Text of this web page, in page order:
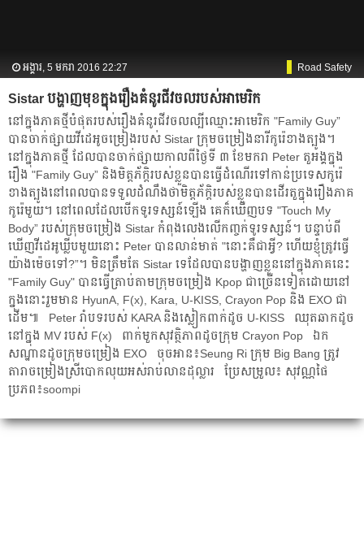
អង្គារ, 5 មករា 2016 22:27 Road Safety
Sistar បង្ហាញ​មុខ​ក្នុង​រឿង​គំនូរជីវចល​​របស់​អាមេរិក
នៅ​ក្នុង​ភាគ​ថ្មី​បំផុត​របស់​រឿង​គំនូរជីវចល​ល្បី​ឈ្មោះ​អាមេរិក "Family Guy”
បាន​ចាក់​ផ្សាយ​វីដេអូ​ចម្រៀង​របស់ Sistar ក្រុម​ចម្រៀង​នារី​កូរ៉េ​ខាង​ត្បូង។
នៅ​ក្នុង​ភាគ​ថ្មី ដែល​បាន​ចាក់​ផ្សាយ​កាល​ពី​ថ្ងៃ​ទី ៣ ខែ​មករា Peter តួ​អង្គ​ក្នុង​
រឿង "Family Guy” និង​មិត្តភ័ក្ដិ​របស់​ខ្លួន​បាន​ធ្វើ​ដំណើរ​ទៅ​កាន់​ប្រទេស​កូរ៉េ​
ខាង​ត្បូង​នៅ​ពេល​បាន​ទទួល​ដំណឹង​ថា​មិត្តភ័ក្ដិ​របស់​ខ្លួន​បាន​ដើរ​តួ​ក្នុង​រឿង​ភាគ​
កូរ៉េ​មួយ។ នៅ​ពេល​ដែល​បើក​ទូរទស្សន៍​ឡើង គេ​ក៏​ឃើញ​បទ "Touch My
Body” របស់​ក្រុម​ចម្រៀង​ Sistar កំពុង​លេង​លើ​កញ្ចក់​ទូរទស្សន៍។ បន្ទាប់​ពី​
ឃើញ​វីដេអូ​ឃ្លីប​មួយ​នោះ Peter បាន​លាន់​មាត់ "នោះ​គឺ​ជា​អ្វី? ហើយ​ខ្ញុំ​ត្រូវ​ធ្វើ​
យ៉ាង​ម៉េច​ទៅ?”។ មិន​ត្រឹម​តែ Sistar ទេ​ដែល​បាន​បង្ហាញ​ខ្លួន​នៅ​ក្នុង​ភាគ​នេះ
"Family Guy" បាន​ធ្វើ​ត្រាប់​តាម​ក្រុម​ចម្រៀង Kpop ជា​ច្រើន​ទៀត​ដោយ​នៅ​​
ក្នុង​នោះ​រួម​មាន HyunA, F(x), Kara, U-KISS, Crayon Pop និង EXO ជា​
ដើម៕ Peter រាំ​បទ​របស់ KARA និង​ស្លៀក​ពាក់​ដូច U-KISS ឈុតឆាក​ដូច​
នៅ​ក្នុង MV របស់ F(x) ពាក់​មួក​សុវត្ថិភាព​ដូច​ក្រុម Crayon Pop ឯក
សណ្ឋាន​ដូច​ក្រុម​ចម្រៀង EXO ចុចអាន៖Seung Ri ក្រុម Big Bang ត្រូវ​
តារា​ចម្រៀង​ស្រី​បោក​លុយ​អស់​រាប់​លាន​ដុល្លារ ប្រែសម្រួល៖ សុវណ្ណផៃ
ប្រភព៖soompi